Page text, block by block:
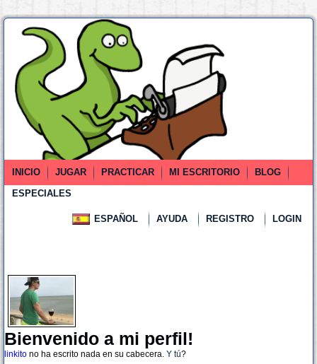
INICIO JUGAR PRACTICAR MI ESCRITORIO
BLOG
ESPECIALES
ESPAÑOL AYUDA REGISTRO LOGIN
Bienvenido a mi perfil!
linkito no ha escrito nada en su cabecera. Y tú?